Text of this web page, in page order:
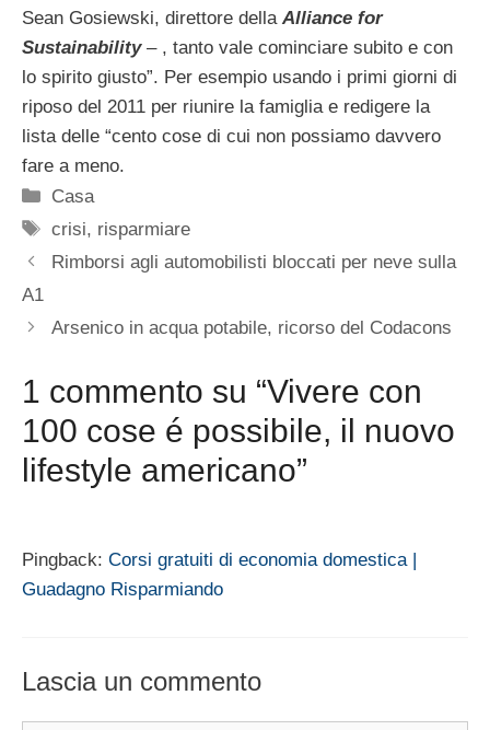
Sean Gosiewski, direttore della Alliance for
Sustainability– , tanto vale cominciare subito e con
lo spirito giusto”. Per esempio usando i primi giorni di
riposo del 2011 per riunire la famiglia e redigere la
lista delle “cento cose di cui non possiamo davvero
fare a meno.
Categorie
Casa
Tag
crisi, risparmiare
Rimborsi agli automobilisti bloccati per neve sulla
A1
Arsenico in acqua potabile, ricorso del Codacons
1 commento su “Vivere con
100 cose é possibile, il nuovo
lifestyle americano”
Pingback: Corsi gratuiti di economia domestica |
Guadagno Risparmiando
Lascia un commento